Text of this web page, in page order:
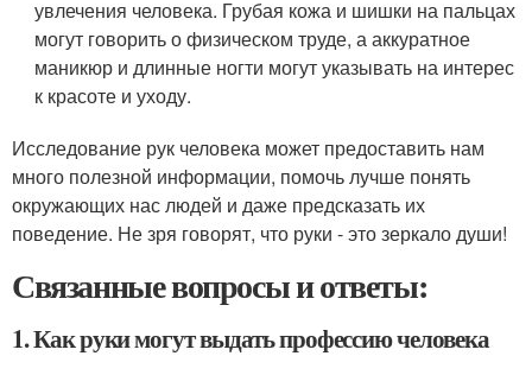
увлечения человека. Грубая кожа и шишки на пальцах
могут говорить о физическом труде, а аккуратное
маникюр и длинные ногти могут указывать на интерес
к красоте и уходу.
Исследование рук человека может предоставить нам
много полезной информации, помочь лучше понять
окружающих нас людей и даже предсказать их
поведение. Не зря говорят, что руки - это зеркало души!
Связанные вопросы и ответы:
1. Как руки могут выдать профессию человека